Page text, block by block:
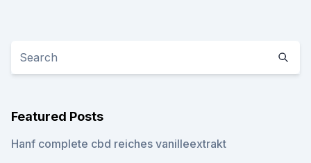
Featured Posts
Hanf complete cbd reiches vanilleextrakt